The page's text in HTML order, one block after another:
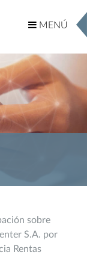
MENÚ
MENÚ
sobre
S.A. por
Rentas